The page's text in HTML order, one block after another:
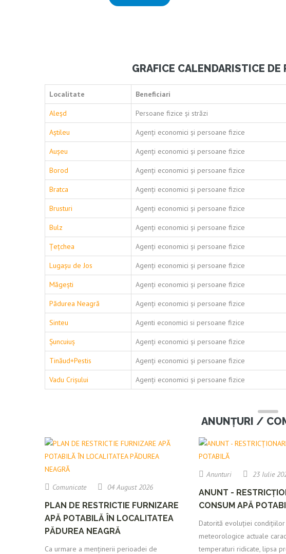
GRAFICE CALENDARISTICE DE
Localitate Beneficiari
Aleșd Persoane fizice și străzi
Aștileu Agenți economici și persoane fizice
Aușeu Agenți economici și persoane fizice
Borod Agenți economici și persoane fizice
Bratca Agenți economici și persoane fizice
Brusturi Agenți economici și persoane fizice
Bulz Agenți economici și persoane fizice
Țețchea Agenți economici și persoane fizice
Lugașu de Jos Agenți economici și persoane fizice
Măgești Agenți economici și persoane fizice
Pădurea Neagră Agenți economici și persoane fizice
Sinteu Agenti economici si persoane fizice
Șuncuiuș Agenți economici și persoane fizice
Tinăud+Pestis Agenți economici și persoane fizice
Vadu Crișului Agenți economici și persoane fizice
ANUNȚURI /
Comunicate 04 August 2026
PLAN DE RESTRICTIE FURNIZARE
APĂ POTABILĂ ÎN LOCALITATEA
PĂDUREA NEAGRĂ
Ca urmare a menținerii perioadei de
Anunturi 23 Iulie
ANUNT -
CONSUM APĂ
Datorită evoluției
meteorologice actuale
temperaturi ridicate, lipsa